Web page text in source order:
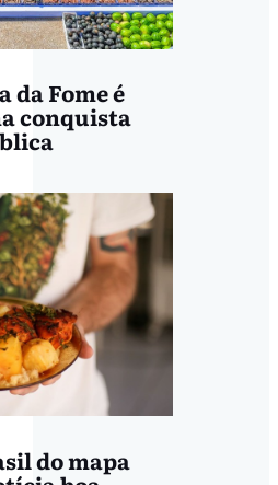
da Fome é
conquista
do mapa